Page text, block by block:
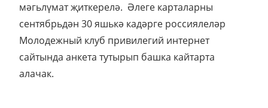
мәгьлүмат җиткерелә. Әлеге карталарны
сентябрьдән 30 яшькә кадәрге россиялеләр
Молодежный клуб привилегий интернет
сайтында анкета тутырып башка кайтарта
алачак.